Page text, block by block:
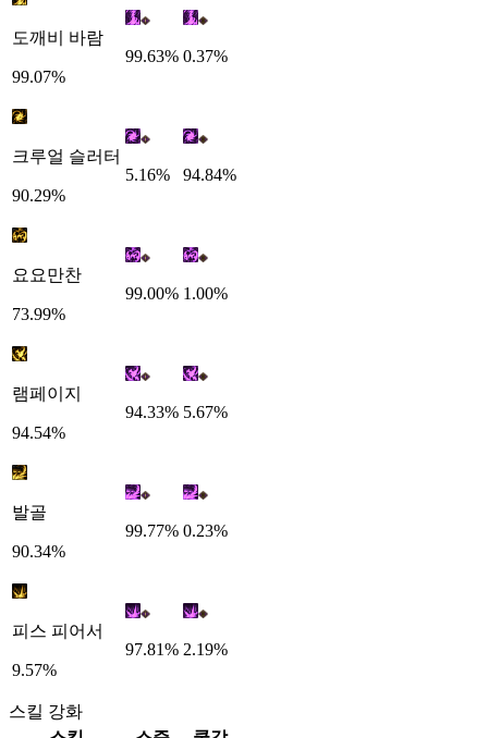
도깨비 바람
99.07%
99.63% 0.37%
크루얼 슬러터
90.29%
5.16% 94.84%
요요만찬
73.99%
99.00% 1.00%
램페이지
94.54%
94.33% 5.67%
발골
90.34%
99.77% 0.23%
피스 피어서
9.57%
97.81% 2.19%
스킬 강화